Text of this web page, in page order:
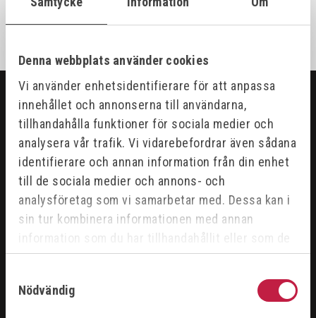
Denna webbplats använder cookies
Vi använder enhetsidentifierare för att anpassa
innehållet och annonserna till användarna,
tillhandahålla funktioner för sociala medier och
analysera vår trafik. Vi vidarebefordrar även sådana
identifierare och annan information från din enhet
till de sociala medier och annons- och
analysföretag som vi samarbetar med. Dessa kan i
sin tur kombinera informationen med annan
information som du har tillhandahållit eller som de
har samlat in när du har använt deras tjänster.
Nödvändig
SORTIMENT
ARBETSPLATS
GASUTRUSTNING
HANDVERKTYG
MASKINER
PROBLEMLÖSARE
RENGÖRING & KEM
SKÄRANDE